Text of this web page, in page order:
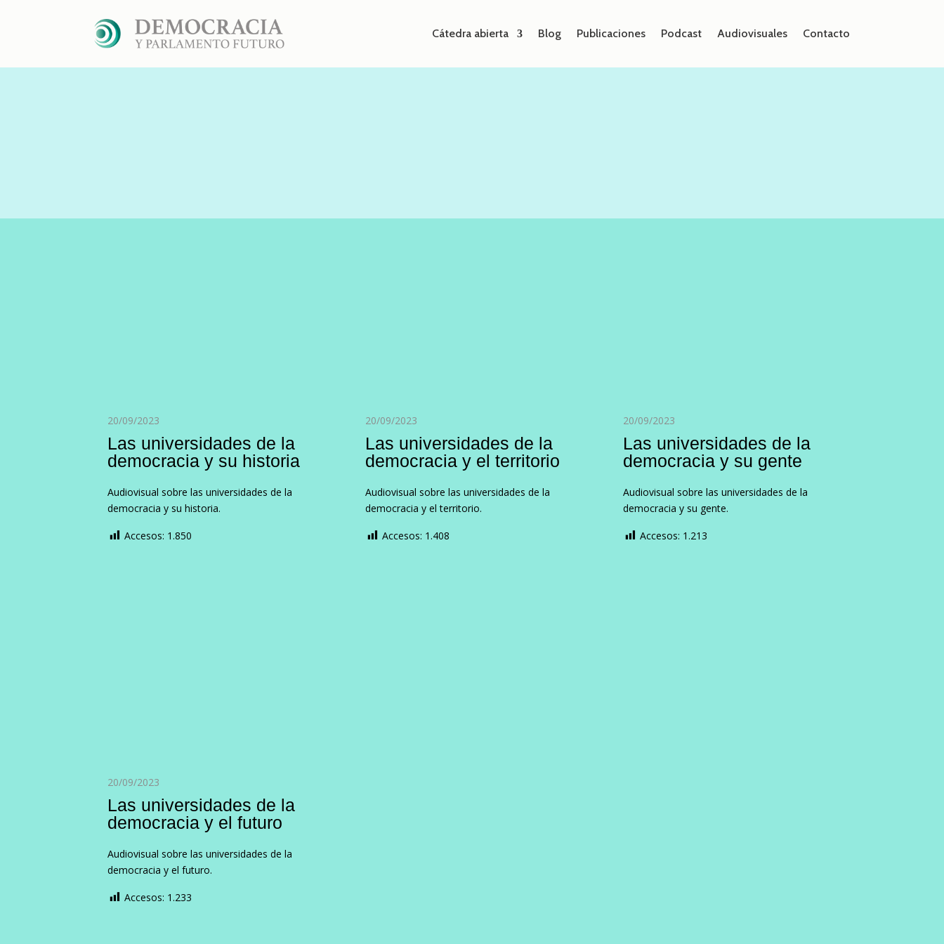
Cátedra abierta Blog Publicaciones Podcast Audiovisuales Contacto
20/09/2023
Las universidades de la
democracia y su historia
Audiovisual sobre las universidades de la
democracia y su historia.
Accesos: 1.850
20/09/2023
Las universidades de la
democracia y el territorio
Audiovisual sobre las universidades de la
democracia y el territorio.
Accesos: 1.408
20/09/2023
Las universidades de la
democracia y su gente
Audiovisual sobre las universidades de la
democracia y su gente.
Accesos: 1.213
20/09/2023
Las universidades de la
democracia y el futuro
Audiovisual sobre las universidades de la
democracia y el futuro.
Accesos: 1.233